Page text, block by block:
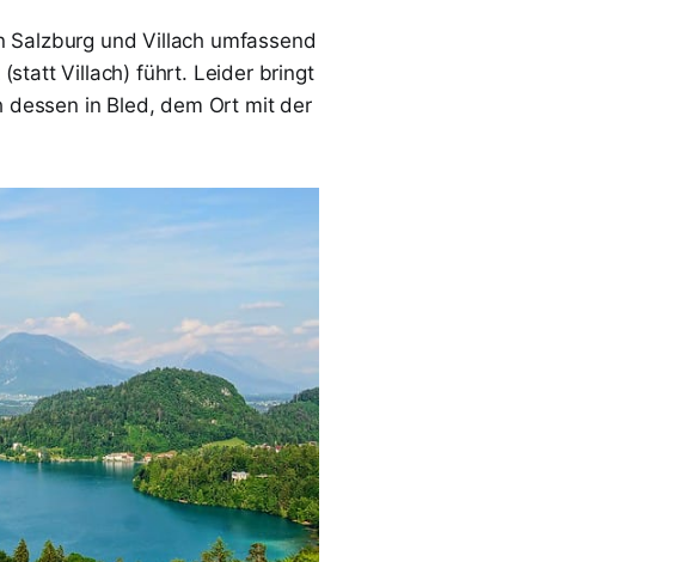
und Villach umfassend
Villach) führt. Leider bringt
in Bled, dem Ort mit der